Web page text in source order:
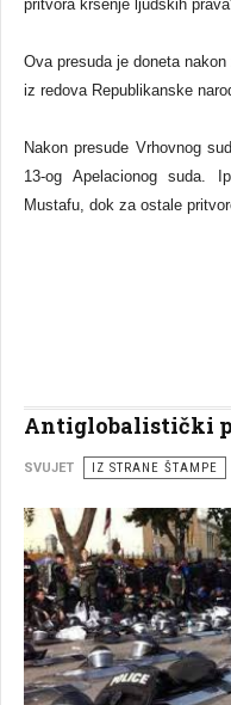
pritvora kršenje ljudskih
Ova presuda je doneta
iz redova Republikanske
Nakon presude Vrhovnog
13-og Apelacionog suda.
Mustafu, dok za ostale
Antiglobalistički
SVUJET IZ STRANE ŠTAMPE